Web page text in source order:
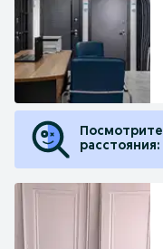
расстояния: